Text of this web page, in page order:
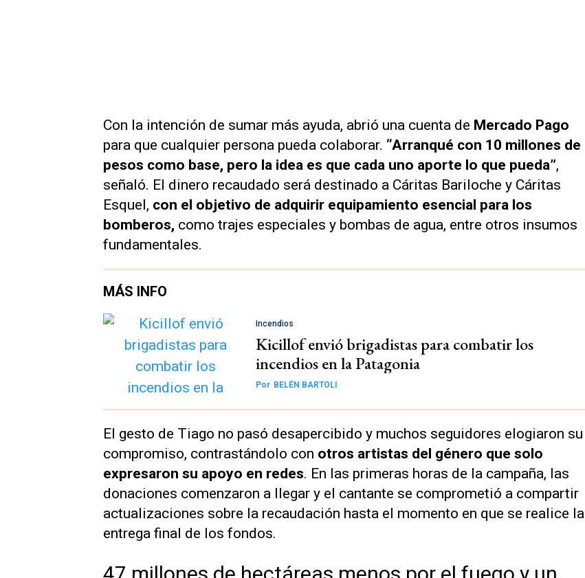
Con la intención de sumar más ayuda, abrió una cuenta de Mercado Pago
para que cualquier persona pueda colaborar. “Arranqué con 10 millones de
pesos como base, pero la idea es que cada uno aporte lo que pueda”,
señaló. El dinero recaudado será destinado a Cáritas Bariloche y Cáritas
Esquel, con el objetivo de adquirir equipamiento esencial para los
bomberos, como trajes especiales y bombas de agua, entre otros insumos
fundamentales.
MÁS INFO
Incendios
Kicillof envió brigadistas para combatir los
incendios en la Patagonia
Por BELÉN BARTOLI
El gesto de Tiago no pasó desapercibido y muchos seguidores elogiaron su
compromiso, contrastándolo con otros artistas del género que solo
expresaron su apoyo en redes. En las primeras horas de la campaña, las
donaciones comenzaron a llegar y el cantante se comprometió a compartir
actualizaciones sobre la recaudación hasta el momento en que se realice la
entrega final de los fondos.